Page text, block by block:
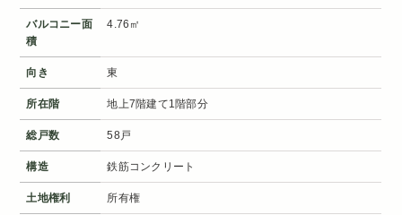
バルコニー面
積
4.76㎡
向き 東
所在階 地上7階建て1階部分
総戸数 58戸
構造 鉄筋コンクリート
土地権利 所有権